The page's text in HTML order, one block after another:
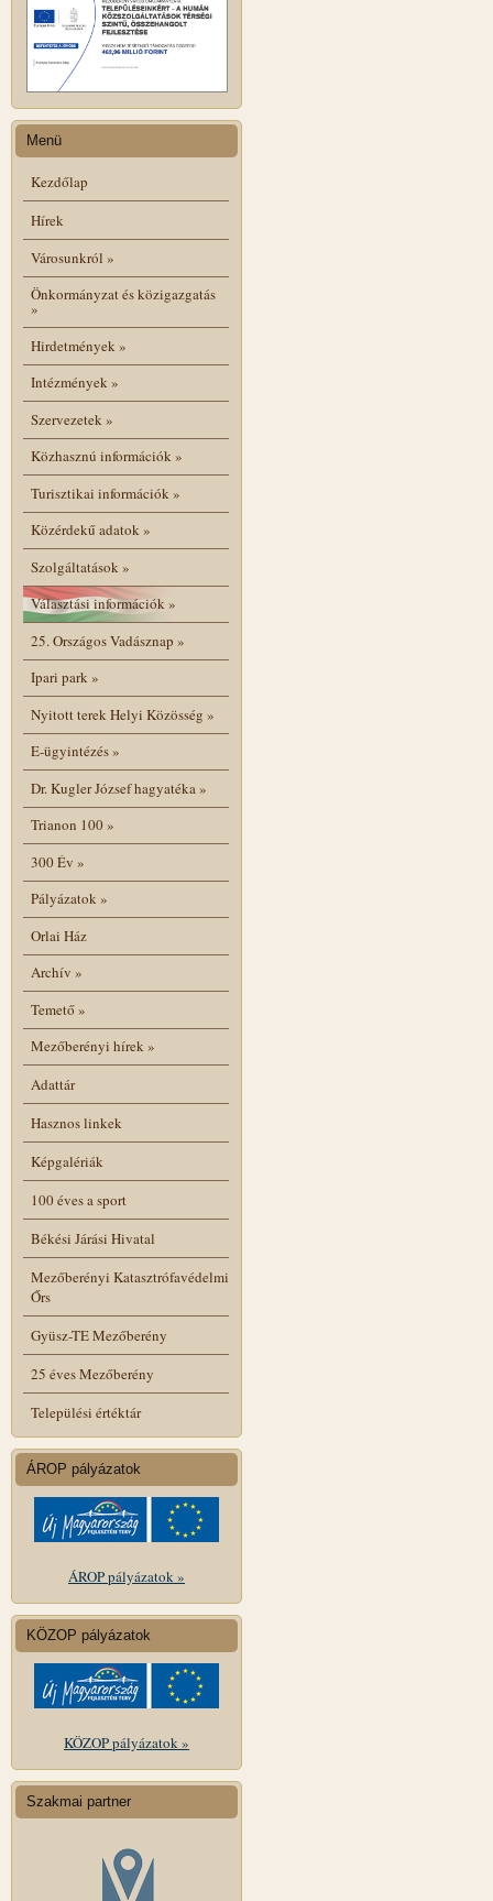
Menü
Kezdőlap
Hírek
Városunkról »
Önkormányzat és közigazgatás
»
Hirdetmények»
Intézmények»
Szervezetek»
Közhasznú információk»
Turisztikai információk»
Közérdekű adatok»
Szolgáltatások»
Választási információk»
25. Országos Vadásznap »
Ipari park»
Nyitott terek Helyi Közösség »
E-ügyintézés»
Dr. Kugler József hagyatéka»
Trianon 100»
300 Év »
Pályázatok»
Orlai Ház
Archív »
Temető»
Mezőberényi hírek»
Adattár
Hasznos linkek
Képgalériák
100 éves a sport
Békési Járási Hivatal
Mezőberényi Katasztrófavédelmi
Őrs
Gyüsz-TE Mezőberény
25 éves Mezőberény
Települési értéktár
ÁROP pályázatok
ÁROP pályázatok »
KÖZOP pályázatok
KÖZOP pályázatok »
Szakmai partner